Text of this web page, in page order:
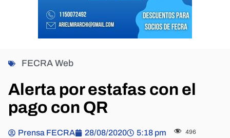
FECRA Web
Alerta por estafas con el
pago con QR
Prensa FECRA 28/08/2020 5:18 pm 496